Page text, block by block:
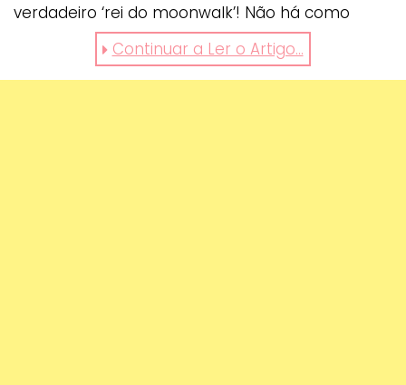
verdadeiro ‘rei do moonwalk’! Não há como
resistir à hilariante cena! Confira já e divirta-se!
gostou? partilhe.
Continuar a Ler o Artigo...